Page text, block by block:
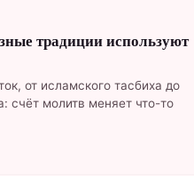
традиции используют
от исламского тасбиха до
счёт молитв меняет что-то